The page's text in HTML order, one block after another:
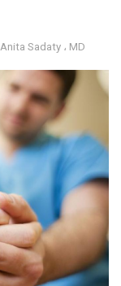
by روبن إليز فايس ، دكتوراه ؛ تم التعليق عليه من قبل Anita Sadaty ، MD